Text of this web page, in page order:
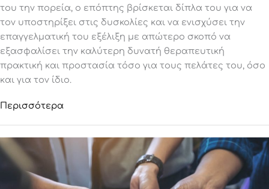
του την πορεία, ο επόπτης βρίσκεται δίπλα του για να
τον υποστηρίξει στις δυσκολίες και να ενισχύσει την
επαγγελματική του εξέλιξη με απώτερο σκοπό να
εξασφαλίσει την καλύτερη δυνατή θεραπευτική
πρακτική και προστασία τόσο για τους πελάτες του, όσο
και για τον ίδιο.
Περισσότερα